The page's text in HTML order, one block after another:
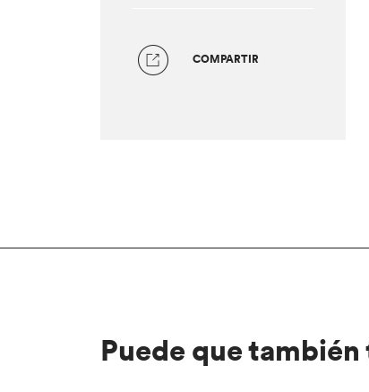
COMPARTIR
Puede que